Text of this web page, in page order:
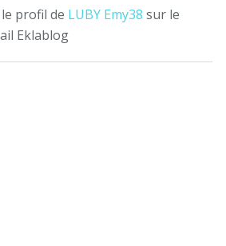
profil de LUBY Emy38 sur le
Eklablog